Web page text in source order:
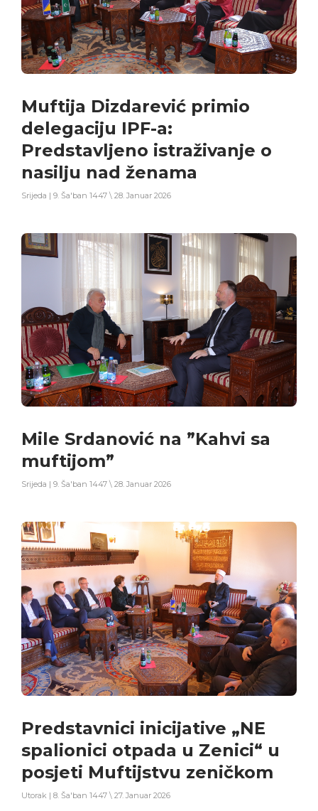
Muftija Dizdarević primio
delegaciju IPF-a:
Predstavljeno istraživanje o
nasilju nad ženama
Srijeda | 9. Ša'ban 1447 \ 28. Januar 2026
Mile Srdanović na ”Kahvi sa
muftijom”
Srijeda | 9. Ša'ban 1447 \ 28. Januar 2026
Predstavnici inicijative „NE
spalionici otpada u Zenici“ u
posjeti Muftijstvu zeničkom
Utorak | 8. Ša'ban 1447 \ 27. Januar 2026